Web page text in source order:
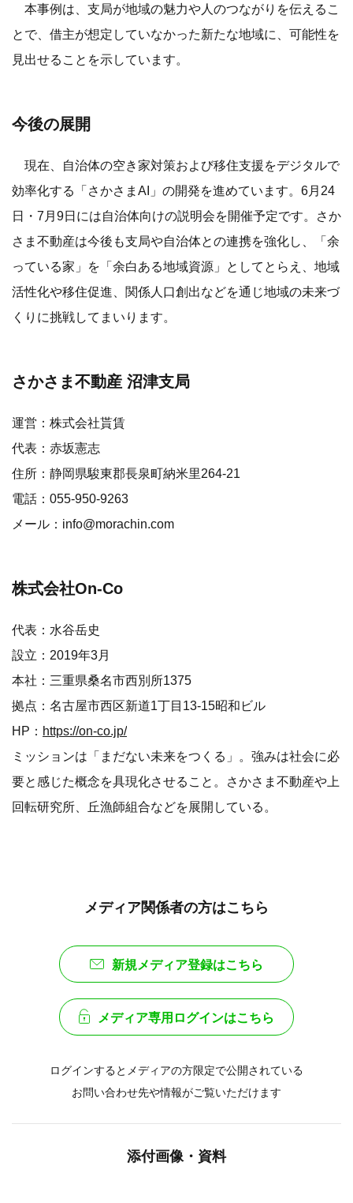
本事例は、支局が地域の魅力や人のつながりを伝えるこ
とで、借主が想定していなかった新たな地域に、可能性を
見出せることを示しています。
今後の展開
現在、自治体の空き家対策および移住支援をデジタルで
効率化する「さかさまAI」の開発を進めています。6月24
日・7月9日には自治体向けの説明会を開催予定です。さか
さま不動産は今後も支局や自治体との連携を強化し、「余
っている家」を「余白ある地域資源」としてとらえ、地域
活性化や移住促進、関係人口創出などを通じ地域の未来づ
くりに挑戦してまいります。
さかさま不動産 沼津支局
運営：株式会社貰賃
代表：赤坂憲志
住所：静岡県駿東郡長泉町納米里264-21
電話：055-950-9263
メール：info@morachin.com
株式会社On-Co
代表：水谷岳史
設立：2019年3月
本社：三重県桑名市西別所1375
拠点：名古屋市西区新道1丁目13-15昭和ビル
HP： https://on-co.jp/
ミッションは「まだない未来をつくる」。強みは社会に必
要と感じた概念を具現化させること。さかさま不動産や上
回転研究所、丘漁師組合などを展開している。
メディア関係者の方はこちら
新規メディア登録はこちら
メディア専用ログインはこちら
ログインするとメディアの方限定で公開されている
お問い合わせ先や情報がご覧いただけます
添付画像・資料